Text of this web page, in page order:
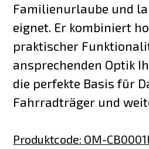
Familienurlaube und
eignet. Er kombiniert
praktischer
ansprechenden Optik
die perfekte Basis für
Fahrradträger und
Produktcode: OM-